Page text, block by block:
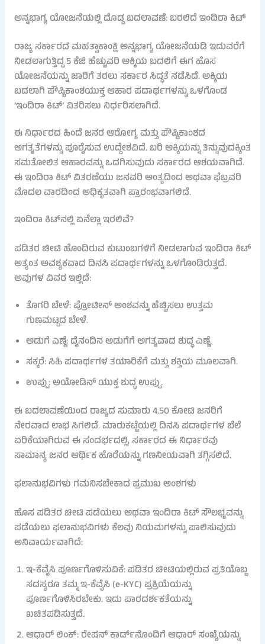
ಅನ್ನಭಾಗ್ಯ ಯೋಜನೆಯಲ್ಲಿ ದೊಡ್ಡ ಬದಲಾವಣೆ: ಬರಲಿದೆ ಇಂದಿರಾ ಕಿಟ್
ರಾಜ್ಯ ಸರ್ಕಾರದ ಮಹತ್ವಾಕಾಂಕ್ಷಿ ಅನ್ನಭಾಗ್ಯ ಯೋಜನೆಯಡಿ ಇದುವರೆಗೆ
ನೀಡಲಾಗುತ್ತಿದ್ದ 5 ಕೆಜಿ ಹೆಚ್ಚುವರಿ ಅಕ್ಕಿಯ ಬದಲಿಗೆ ಈಗ ಹೊಸ
ಯೋಜನೆಯನ್ನು ಜಾರಿಗೆ ತರಲು ಸರ್ಕಾರ ಸಿದ್ಧತೆ ನಡೆಸಿದೆ. ಅಕ್ಕಿಯ
ಬದಲಾಗಿ ಪೌಷ್ಟಿಕಾಂಶಯುಕ್ತ ಆಹಾರ ಪದಾರ್ಥಗಳನ್ನು ಒಳಗೊಂಡ
‘ಇಂದಿರಾ ಕಿಟ್’ ವಿತರಿಸಲು ನಿರ್ಧರಿಸಲಾಗಿದೆ.
ಈ ನಿರ್ಧಾರದ ಹಿಂದೆ ಜನರ ಆರೋಗ್ಯ ಮತ್ತು ಪೌಷ್ಟಿಕಾಂಶದ
ಅಗತ್ಯತೆಗಳನ್ನು ಪೂರೈಸುವ ಉದ್ದೇಶವಿದೆ. ಬರಿ ಅಕ್ಕಿಯನ್ನು ತಿನ್ನುವುದಕ್ಕಿಂತ
ಸಮತೋಲಿತ ಆಹಾರವನ್ನು ಒದಗಿಸುವುದು ಸರ್ಕಾರದ ಆಶಯವಾಗಿದೆ.
ಈ ಇಂದಿರಾ ಕಿಟ್ ವಿತರಣೆಯು ಜನವರಿ ಅಂತ್ಯದಿಂದ ಅಥವಾ ಫೆಬ್ರವರಿ
ಮೊದಲ ವಾರದಿಂದ ಅಧಿಕೃತವಾಗಿ ಪ್ರಾರಂಭವಾಗಲಿದೆ.
ಇಂದಿರಾ ಕಿಟ್‌ನಲ್ಲಿ ಏನೆಲ್ಲಾ ಇರಲಿವೆ?
ಪಡಿತರ ಚೀಟಿ ಹೊಂದಿರುವ ಕುಟುಂಬಗಳಿಗೆ ನೀಡಲಾಗುವ ಇಂದಿರಾ ಕಿಟ್
ಅತ್ಯಂತ ಅವಶ್ಯಕವಾದ ದಿನಸಿ ಪದಾರ್ಥಗಳನ್ನು ಒಳಗೊಂಡಿರುತ್ತದೆ.
ಅವುಗಳ ವಿವರ ಇಲ್ಲಿದೆ:
ತೊಗರಿ ಬೇಳೆ: ಪ್ರೋಟೀನ್ ಅಂಶವನ್ನು ಹೆಚ್ಚಿಸಲು ಉತ್ತಮ
ಗುಣಮಟ್ಟದ ಬೇಳೆ.
ಅಡುಗೆ ಎಣ್ಣೆ: ದೈನಂದಿನ ಅಡುಗೆಗೆ ಅಗತ್ಯವಾದ ಶುದ್ಧ ಎಣ್ಣೆ.
ಸಕ್ಕರೆ: ಸಿಹಿ ಪದಾರ್ಥಗಳ ತಯಾರಿಕೆಗೆ ಮತ್ತು ಶಕ್ತಿಯ ಮೂಲವಾಗಿ.
ಉಪ್ಪು: ಅಯೋಡಿನ್ ಯುಕ್ತ ಶುದ್ಧ ಉಪ್ಪು.
ಈ ಬದಲಾವಣೆಯಿಂದ ರಾಜ್ಯದ ಸುಮಾರು 4.50 ಕೋಟಿ ಜನರಿಗೆ
ನೇರವಾದ ಲಾಭ ಸಿಗಲಿದೆ. ಮಾರುಕಟ್ಟೆಯಲ್ಲಿ ದಿನಸಿ ಪದಾರ್ಥಗಳ ಬೆಲೆ
ಏರಿಕೆಯಾಗಿರುವ ಈ ಸಂದರ್ಭದಲ್ಲಿ, ಸರ್ಕಾರದ ಈ ನಿರ್ಧಾರವು
ಸಾಮಾನ್ಯ ಜನರ ಆರ್ಥಿಕ ಹೊರೆಯನ್ನು ಗಣನೀಯವಾಗಿ ತಗ್ಗಿಸಲಿದೆ.
ಫಲಾನುಭವಿಗಳು ಗಮನಿಸಬೇಕಾದ ಪ್ರಮುಖ ಅಂಶಗಳು
ಹೊಸ ಪಡಿತರ ಚೀಟಿ ಪಡೆಯಲು ಅಥವಾ ಇಂದಿರಾ ಕಿಟ್ ಸೌಲಭ್ಯವನ್ನು
ಪಡೆಯಲು ಫಲಾನುಭವಿಗಳು ಕೆಲವು ನಿಯಮಗಳನ್ನು ಪಾಲಿಸುವುದು
ಅನಿವಾರ್ಯವಾಗಿದೆ:
ಇ-ಕೆವೈಸಿ ಪೂರ್ಣಗೊಳಿಸುವಿಕೆ: ಪಡಿತರ ಚೀಟಿಯಲ್ಲಿರುವ ಪ್ರತಿಯೊಬ್ಬ
ಸದಸ್ಯರೂ ತಮ್ಮ ಇ-ಕೆವೈಸಿ (e-KYC) ಪ್ರಕ್ರಿಯೆಯನ್ನು
ಪೂರ್ಣಗೊಳಿಸಿರಬೇಕು. ಇದು ಪಾರದರ್ಶಕತೆಯನ್ನು
ಖಚಿತಪಡಿಸುತ್ತದೆ.
ಆಧಾರ್ ಲಿಂಕ್: ರೇಷನ್ ಕಾರ್ಡ್‌ನೊಂದಿಗೆ ಆಧಾರ್ ಸಂಖ್ಯೆಯನ್ನು